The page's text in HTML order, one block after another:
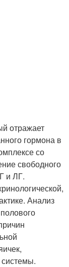
отражает
гормона в
со
свободного
и ЛГ.
Анализ